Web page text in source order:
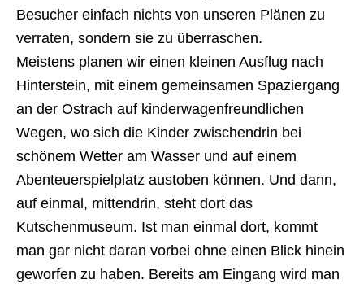
Besucher einfach nichts von unseren Plänen zu
verraten, sondern sie zu überraschen.
Meistens planen wir einen kleinen Ausflug nach
Hinterstein, mit einem gemeinsamen Spaziergang
an der Ostrach auf kinderwagenfreundlichen
Wegen, wo sich die Kinder zwischendrin bei
schönem Wetter am Wasser und auf einem
Abenteuerspielplatz austoben können. Und dann,
auf einmal, mittendrin, steht dort das
Kutschenmuseum. Ist man einmal dort, kommt
man gar nicht daran vorbei ohne einen Blick hinein
geworfen zu haben. Bereits am Eingang wird man